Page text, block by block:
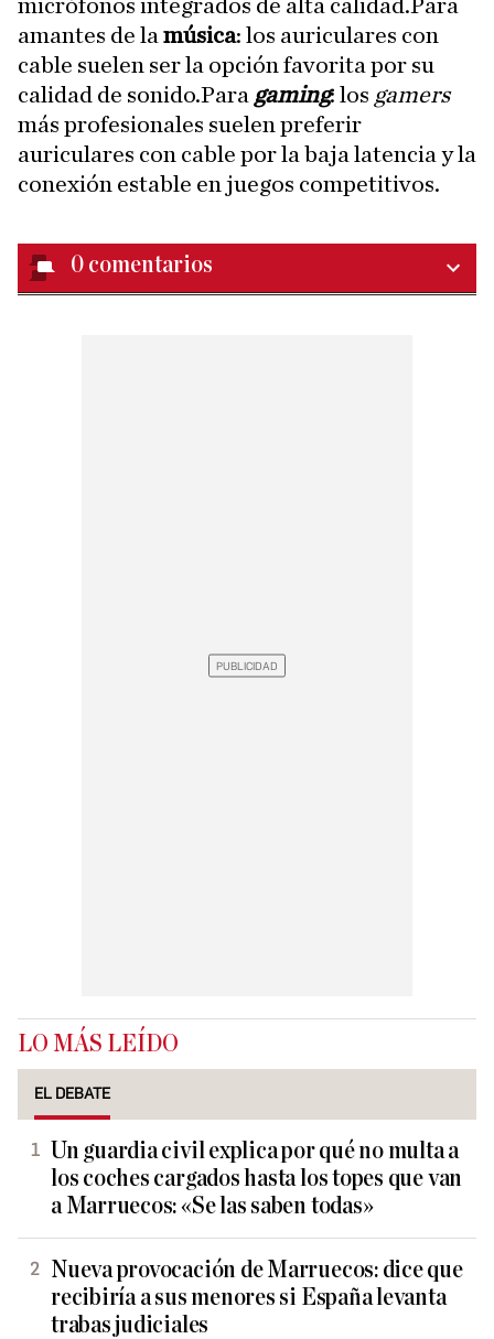
micrófonos integrados de alta calidad.Para
amantes de la música: los auriculares con
cable suelen ser la opción favorita por su
calidad de sonido.Para gaming: los gamers
más profesionales suelen preferir
auriculares con cable por la baja latencia y la
conexión estable en juegos competitivos.
0 comentarios
LO MÁS LEÍDO
EL DEBATE
Un guardia civil explica por qué no multa a
los coches cargados hasta los topes que van
a Marruecos: «Se las saben todas»
Nueva provocación de Marruecos: dice que
recibiría a sus menores si España levanta
trabas judiciales